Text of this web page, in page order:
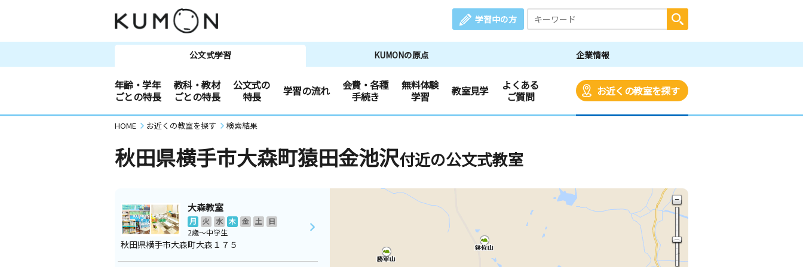
学習中の方
公文式学習 KUMONの原点 企業情報
年齢・学年
ごとの特長
教科・教材
ごとの特長
公文式の
特長
学習の流れ
会費・各種
手続き
無料体験
学習
教室見学
よくある
ご質問
お近くの教室を探す
HOME お近くの教室を探す 検索結果
秋田県横手市大森町猿田金池沢付近の公文式教室
大森教室
月 火 水 木 金 土
日
2歳～中学生
秋田県横手市大森町大森１７５